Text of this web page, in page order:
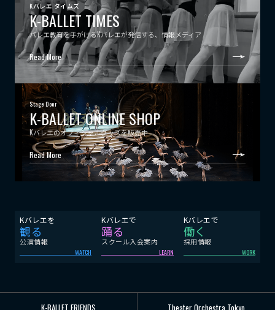
Kバレエ タイムズ
K-BALLET TIMES
バレエ教育を手がけるKバレエが発信する、情報メディア
Read More
Stage Door
K-BALLET ONLINE SHOP
Kバレエのオフィシャルグッズを販売中
Read More
Kバレエを
観る
公演情報
WATCH
Kバレエで
踊る
スクール入会案内
LEARN
Kバレエで
働く
採用情報
WORK
K-BALLET FRIENDS Theater Orchestra Tokyo